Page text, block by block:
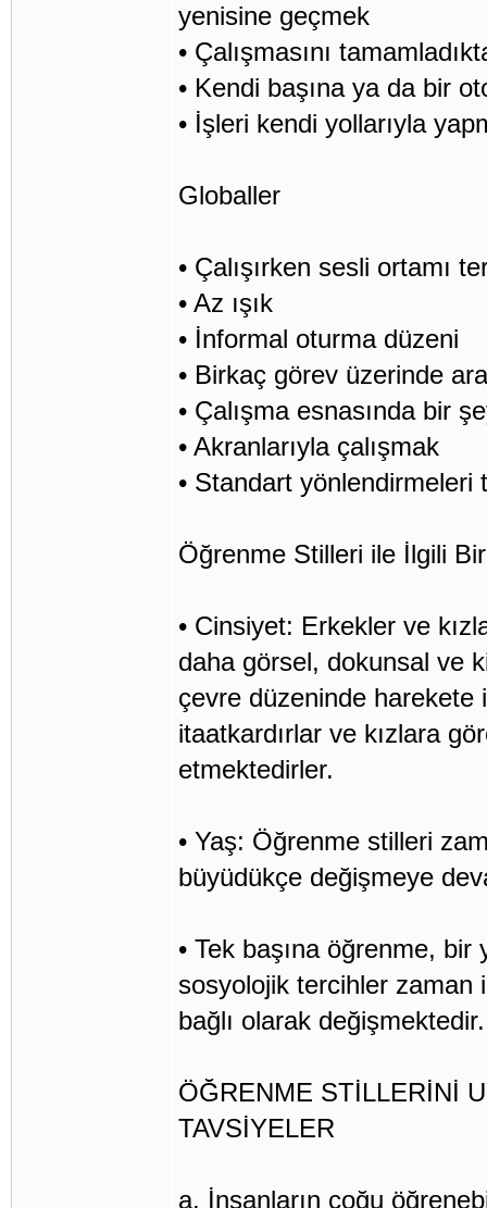
yenisine geçmek
• Çalışmasını
• Kendi başına ya da bir
• İşleri kendi yollarıyla
Globaller
• Çalışırken sesli ortamı
• Az ışık
• İnformal oturma düzeni
• Birkaç görev üzerinde
• Çalışma esnasında bir
• Akranlarıyla çalışmak
• Standart yönlendirmeleri
Öğrenme Stilleri ile İlgili
• Cinsiyet: Erkekler ve
daha görsel, dokunsal ve
çevre düzeninde harekete
itaatkardırlar ve kızlara
etmektedirler.
• Yaş: Öğrenme stilleri
büyüdükçe değişmeye
• Tek başına öğrenme,
sosyolojik tercihler zaman
bağlı olarak değişmektedir.
ÖĞRENME STİLLERİNİ
TAVSİYELER
a. İnsanların çoğu